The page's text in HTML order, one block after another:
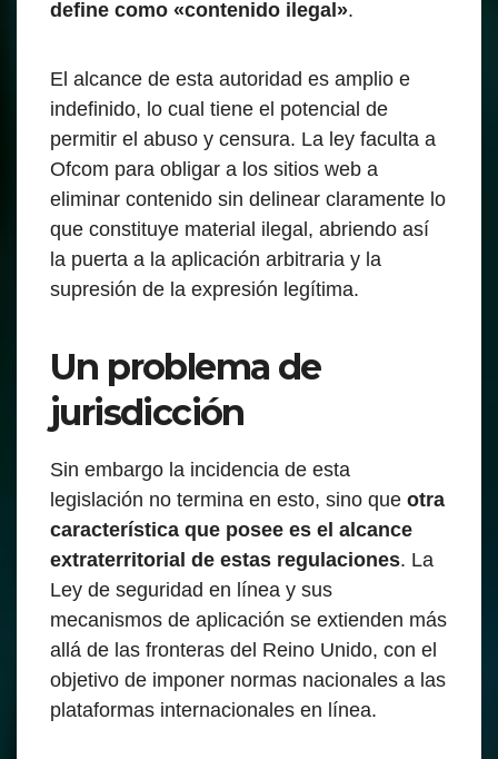
define como «contenido ilegal».
El alcance de esta autoridad es amplio e
indefinido, lo cual tiene el potencial de
permitir el abuso y censura. La ley faculta a
Ofcom para obligar a los sitios web a
eliminar contenido sin delinear claramente lo
que constituye material ilegal, abriendo así
la puerta a la aplicación arbitraria y la
supresión de la expresión legítima.
Un problema de
jurisdicción
Sin embargo la incidencia de esta
legislación no termina en esto, sino que otra
característica que posee es el alcance
extraterritorial de estas regulaciones. La
Ley de seguridad en línea y sus
mecanismos de aplicación se extienden más
allá de las fronteras del Reino Unido, con el
objetivo de imponer normas nacionales a las
plataformas internacionales en línea.